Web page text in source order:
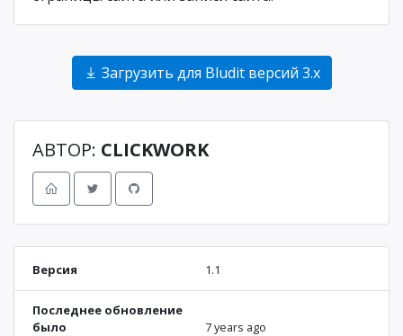
Загрузить для Bludit версий 3.x
АВТОР: CLICKWORK
Версия 1.1
Последнее обновление
было
7 years ago